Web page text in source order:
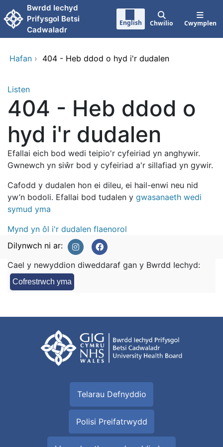
Neidio i'r prif gynnwy
Bwrdd Iechyd
Prifysgol Betsi
Cadwaladr
English Chwilio Cwymplen
Hafan › 404 - Heb ddod o hyd i'r dudalen
Listen
404 - Heb ddod o
hyd i'r dudalen
Efallai eich bod wedi teipio'r cyfeiriad yn anghywir.
Gwnewch yn siŵr bod y cyfeiriad a'r sillafiad yn gywir.
Cafodd y dudalen hon ei dileu, ei hail-enwi neu nid
yw’n bodoli. Efallai bod tudalen y gwasanaeth wedi
symud yma
Mynd yn ôl i'r dudalen flaenorol
Dilynwch ni ar:
Cael y newyddion diweddaraf gan y Bwrdd Iechyd:
Cofrestrwch yma
Telarau Defnyddio
Polisi Preifatrwydd